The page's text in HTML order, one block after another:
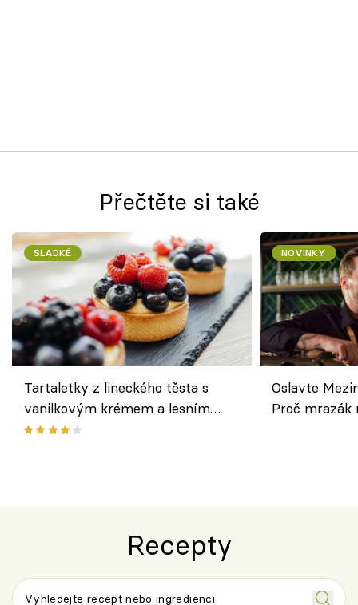
Přečtěte si také
SLADKÉ
Tartaletky z lineckého těsta s
vanilkovým krémem a lesním
ovocem podle Bread Society
NOVINKY
Oslavte
Proč
Recepty